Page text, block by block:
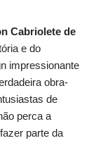
Cabriolete de
e do
impressionante
obra-
de
perca a
parte da